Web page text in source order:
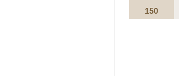
150